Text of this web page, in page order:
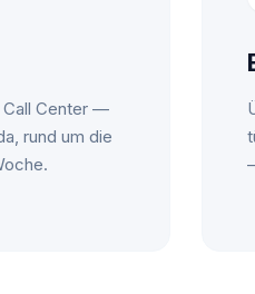
Call Center —
rund um die